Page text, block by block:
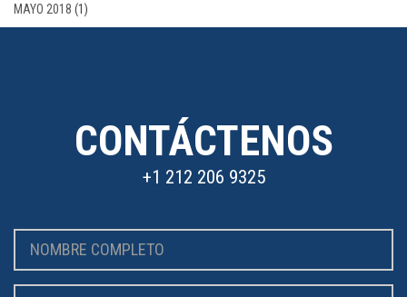
MAYO 2018 (1)
CONTÁCTENOS
+1 212 206 9325